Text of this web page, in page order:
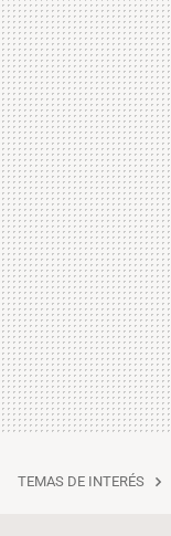
TEMAS DE INTERÉS